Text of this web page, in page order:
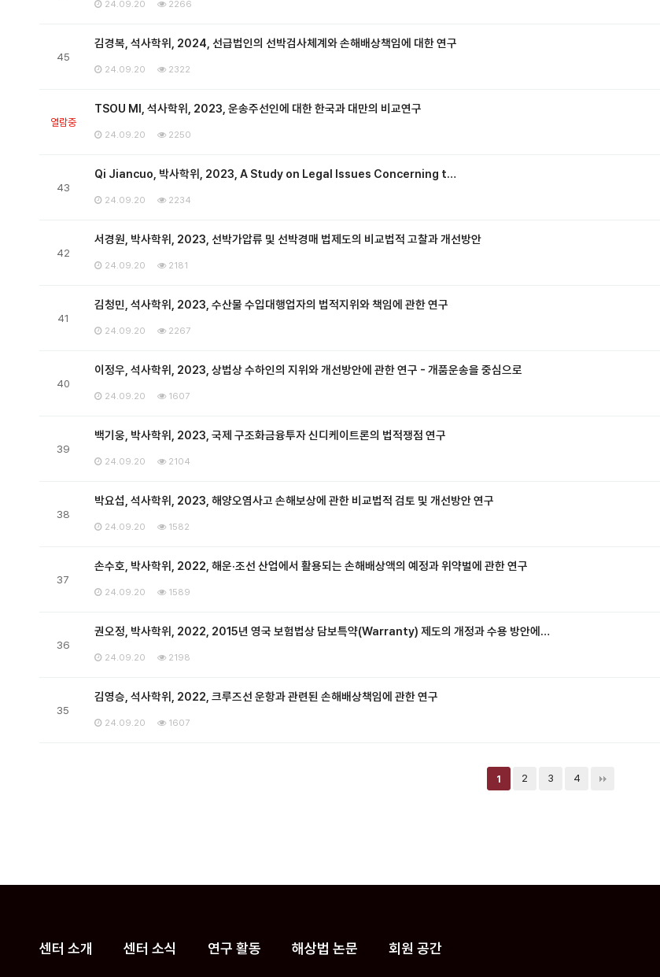
24.09.20 2266
45
김경복, 석사학위, 2024, 선급법인의 선박검사체계와 손해배상책임에 대한 연구
24.09.20 2322
열람중
TSOU MI, 석사학위, 2023, 운송주선인에 대한 한국과 대만의 비교연구
24.09.20 2250
43
Qi Jiancuo, 박사학위, 2023, A Study on Legal Issues Concerning t…
24.09.20 2234
42
서경원, 박사학위, 2023, 선박가압류 및 선박경매 법제도의 비교법적 고찰과 개선방안
24.09.20 2181
41
김청민, 석사학위, 2023, 수산물 수입대행업자의 법적지위와 책임에 관한 연구
24.09.20 2267
40
이정우, 석사학위, 2023, 상법상 수하인의 지위와 개선방안에 관한 연구 - 개품운송을 중심으로
24.09.20 1607
39
백기웅, 박사학위, 2023, 국제 구조화금융투자 신디케이트론의 법적쟁점 연구
24.09.20 2104
38
박요섭, 석사학위, 2023, 해양오염사고 손해보상에 관한 비교법적 검토 및 개선방안 연구
24.09.20 1582
37
손수호, 박사학위, 2022, 해운·조선 산업에서 활용되는 손해배상액의 예정과 위약벌에 관한 연구
24.09.20 1589
36
권오정, 박사학위, 2022, 2015년 영국 보험법상 담보특약(Warranty) 제도의 개정과 수용 방안에…
24.09.20 2198
35
김영승, 석사학위, 2022, 크루즈선 운항과 관련된 손해배상책임에 관한 연구
24.09.20 1607
1 2 3 4
센터 소개 센터 소식 연구 활동 해상법 논문 회원 공간